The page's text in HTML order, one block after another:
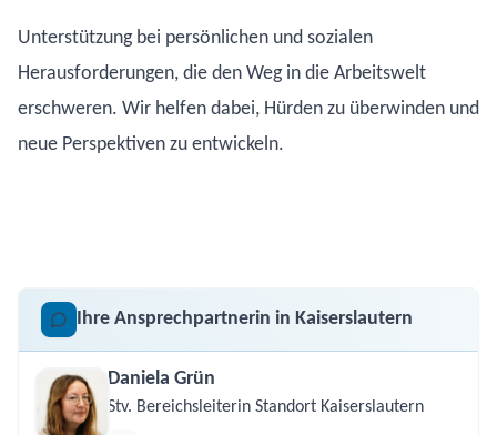
Unterstützung bei persönlichen und sozialen
Herausforderungen, die den Weg in die Arbeitswelt
erschweren. Wir helfen dabei, Hürden zu überwinden und
neue Perspektiven zu entwickeln.
Ihre Ansprechpartnerin in Kaiserslautern
Daniela Grün
Stv. Bereichsleiterin Standort Kaiserslautern